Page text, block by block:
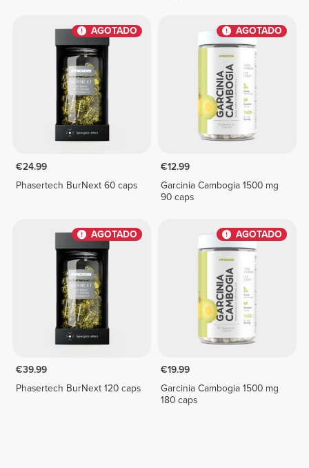
AGOTADO
€24.99
Phasertech BurNext 60 caps
AGOTADO
€12.99
Garcinia Cambogia 1500 mg
90 caps
AGOTADO
€39.99
Phasertech BurNext 120 caps
AGOTADO
€19.99
Garcinia Cambogia 1500 mg
180 caps